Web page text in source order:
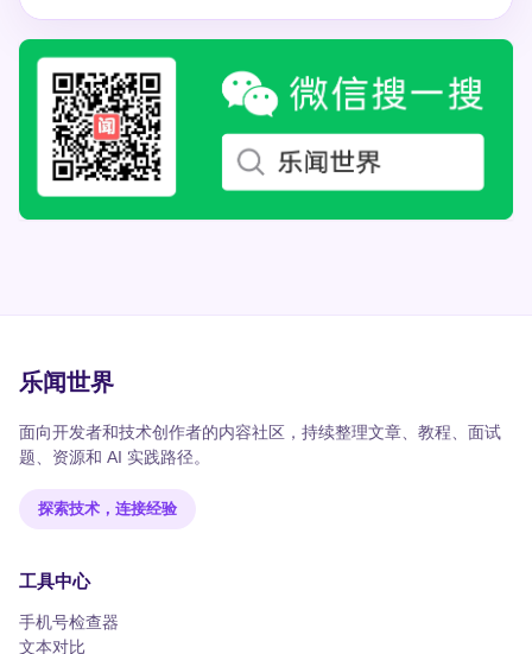
乐闻世界
面向开发者和技术创作者的内容社区，持续整理文章、教程、面试
题、资源和 AI 实践路径。
探索技术，连接经验
工具中心
手机号检查器
文本对比